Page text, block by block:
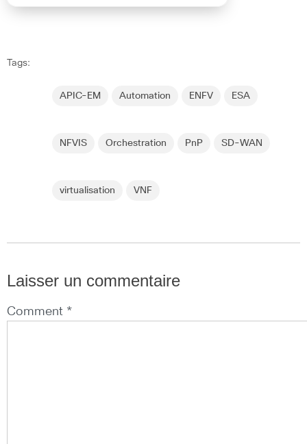
Tags:
APIC-EM Automation ENFV ESA
NFVIS Orchestration PnP SD-WAN
virtualisation VNF
Laisser un commentaire
Comment *